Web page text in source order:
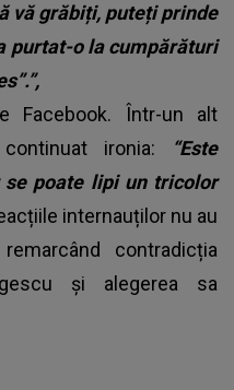
vă grăbiți, puteți prinde
purtat-o la cumpărături
Facebook. Într-un alt
ironia:
“Este
se poate lipi un tricolor
internauților nu au
contradicția
și alegerea sa